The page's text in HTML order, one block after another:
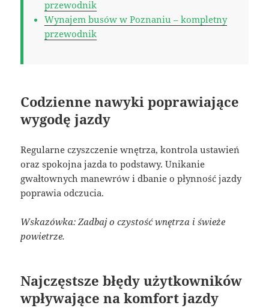
przewodnik
Wynajem busów w Poznaniu – kompletny
przewodnik
Codzienne nawyki poprawiające
wygodę jazdy
Regularne czyszczenie wnętrza, kontrola ustawień
oraz spokojna jazda to podstawy. Unikanie
gwałtownych manewrów i dbanie o płynność jazdy
poprawia odczucia.
Wskazówka: Zadbaj o czystość wnętrza i świeże
powietrze.
Najczęstsze błędy użytkowników
wpływające na komfort jazdy